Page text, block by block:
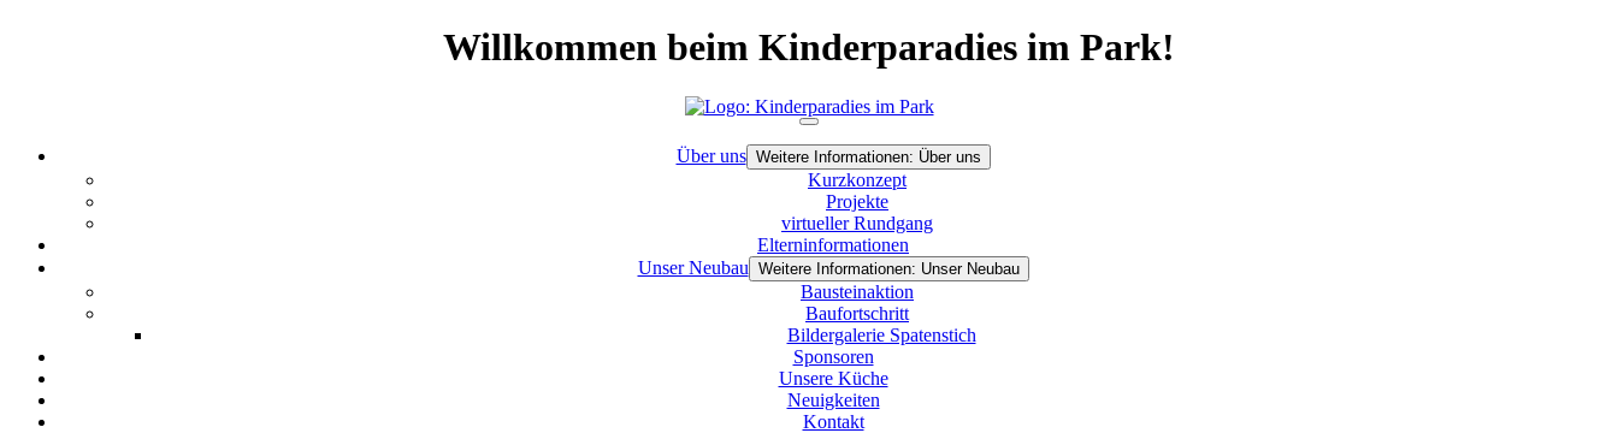
Willkommen beim Kinderparadies im Park!
Über uns Weitere Informationen: Über uns
Kurzkonzept
Projekte
virtueller Rundgang
Elterninformationen
Unser Neubau Weitere Informationen: Unser Neubau
Bausteinaktion
Baufortschritt
Bildergalerie Spatenstich
Sponsoren
Unsere Küche
Neuigkeiten
Kontakt